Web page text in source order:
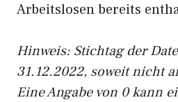
Arbeitslosen bereits
Hinweis: Stichtag der
31.12.2022, soweit nicht
Eine Angabe von 0 kann